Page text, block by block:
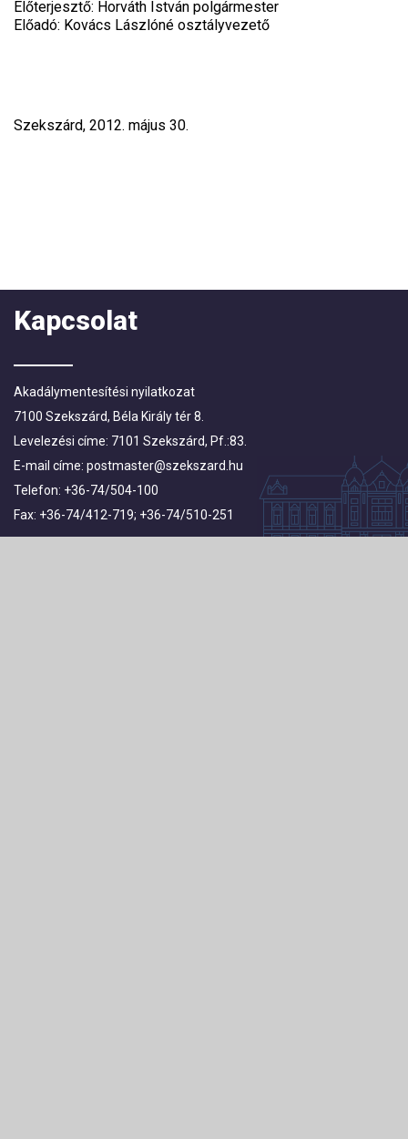
Előterjesztő: Horváth István polgármester
Előadó: Kovács Lászlóné osztályvezető
Szekszárd, 2012. május 30.
Kapcsolat
Akadálymentesítési nyilatkozat
7100 Szekszárd, Béla Király tér 8.
Levelezési címe: 7101 Szekszárd, Pf.:83.
E-mail címe: postmaster@szekszard.hu
Telefon: +36-74/504-100
Fax: +36-74/412-719; +36-74/510-251